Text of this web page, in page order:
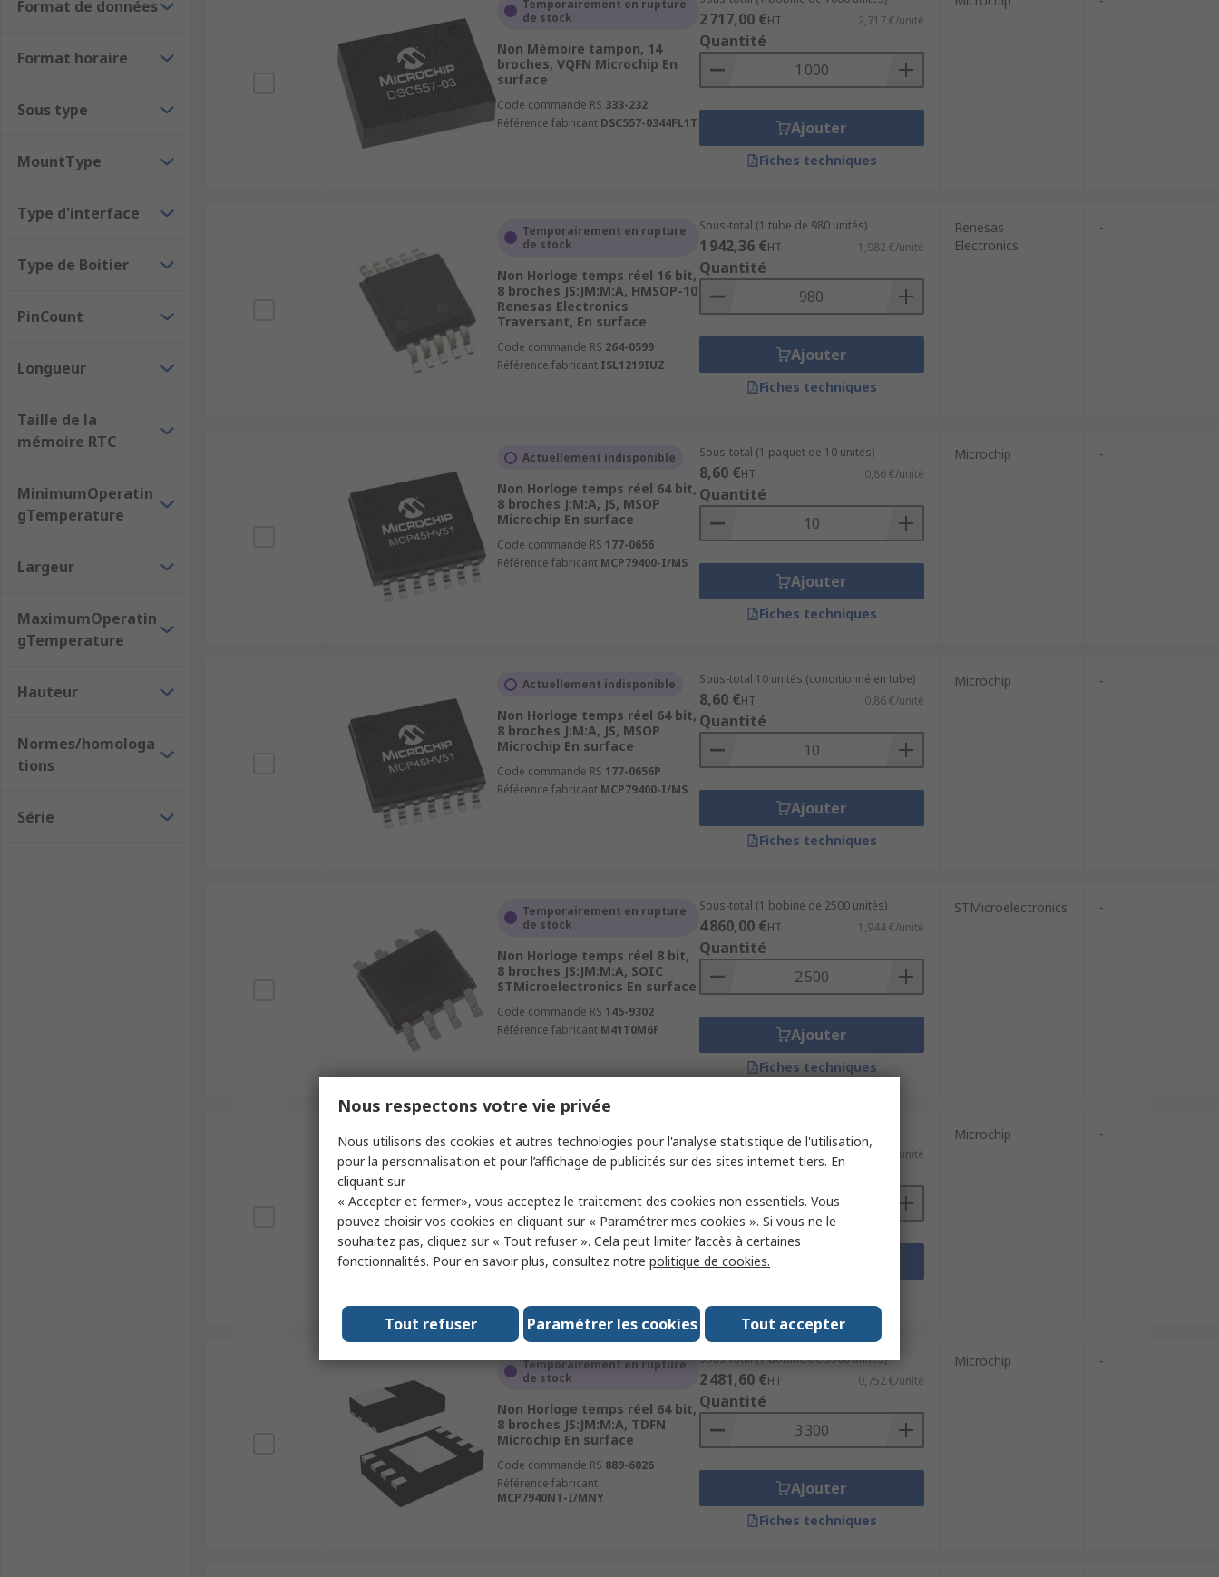
Minutes
Format de données
Format horaire
Sous type
MountType
Type d'interface
Type de Boitier
PinCount
Longueur
Taille de la
mémoire RTC
MinimumOperatin
gTemperature
Largeur
MaximumOperatin
gTemperature
Hauteur
Normes/homologa
tions
Série
Temporairement en rupture
de stock
Non Mémoire tampon, 14
broches, VQFN Microchip En
surface
Code commande RS 333-232
Référence fabricant DSC557-0344FL1T
2 717,00 €HT 2,717 €/unité
Quantité
Ajouter
Fiches techniques
Temporairement en rupture
de stock
Non Horloge temps réel 16 bit,
8 broches JS:JM:M:A, HMSOP-10
Renesas Electronics
Traversant, En surface
Code commande RS 264-0599
Référence fabricant ISL1219IUZ
Sous-total (1 tube de 980 unités)
1 942,36 €HT 1,982 €/unité
Quantité
Ajouter
Fiches techniques
Renesas
Electronics
-
Actuellement indisponible
Non Horloge temps réel 64 bit,
8 broches J:M:A, JS, MSOP
Microchip En surface
Code commande RS 177-0656
Référence fabricant MCP79400-I/MS
Sous-total (1 paquet de 10 unités)
8,60 €HT 0,86 €/unité
Quantité
Ajouter
Fiches techniques
Microchip -
Actuellement indisponible
Non Horloge temps réel 64 bit,
8 broches J:M:A, JS, MSOP
Microchip En surface
Code commande RS 177-0656P
Référence fabricant MCP79400-I/MS
Sous-total 10 unités (conditionné en tube)
8,60 €HT 0,86 €/unité
Quantité
Ajouter
Fiches techniques
Microchip -
Temporairement en rupture
de stock
Non Horloge temps réel 8 bit,
8 broches JS:JM:M:A, SOIC
STMicroelectronics En surface
Code commande RS 145-9302
Référence fabricant M41T0M6F
Sous-total (1 bobine de 2500 unités)
4 860,00 €HT 1,944 €/unité
Quantité
Ajouter
Fiches techniques
STMicroelectronics -
Actuellement indisponible
Non Horloge temps réel 64 B,
Microchip En surface
Code commande RS146-0221
Référence fabricantMCP79521-I/MS
100,10 €HT 1,001 €/unité
Microchip -
Temporairement en rupture
de stock
Non Horloge temps réel 64 bit,
8 broches JS:JM:M:A, TDFN
Microchip En surface
Code commande RS 889-6026
Référence fabricant
MCP7940NT-I/MNY
Sous-total (1 bobine de 3300 unités)
2 481,60 €HT 0,752 €/unité
Quantité
Ajouter
Fiches techniques
Microchip -
Nous respectons votre vie privée
Nous utilisons des cookies et autres technologies pour l'analyse statistique de l'utilisation,
pour la personnalisation et pour l’affichage de publicités sur des sites internet tiers. En
cliquant sur
« Accepter et fermer», vous acceptez le traitement des cookies non essentiels. Vous
pouvez choisir vos cookies en cliquant sur « Paramétrer mes cookies ». Si vous ne le
souhaitez pas, cliquez sur « Tout refuser ». Cela peut limiter l’accès à certaines
fonctionnalités. Pour en savoir plus, consultez notre politique de cookies.
Tout accepter
Paramétrer les cookies
Tout refuser